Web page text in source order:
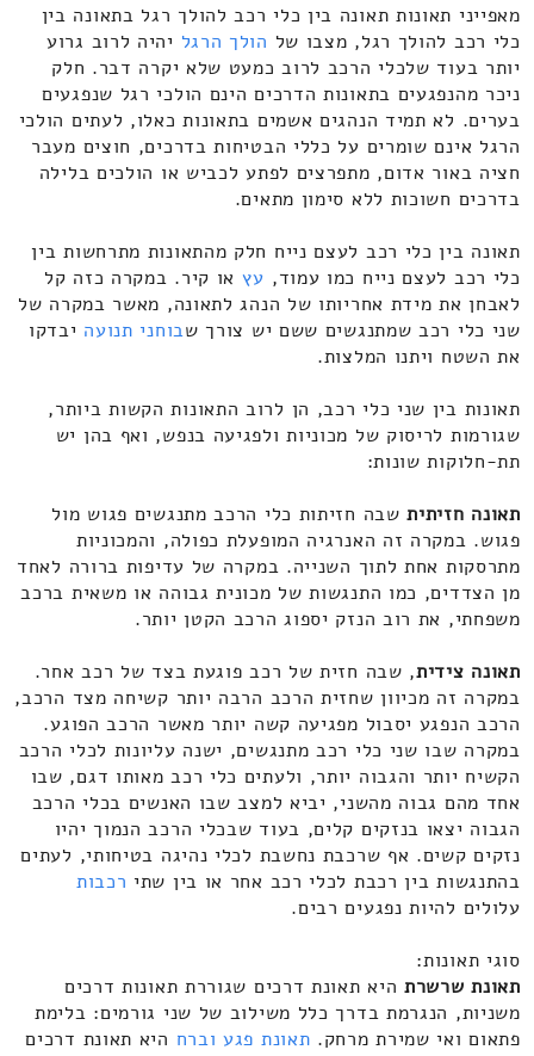
מאפייני תאונות תאונה בין כלי רכב להולך רגל בתאונה בין
כלי רכב להולך רגל, מצבו של הולך הרגל יהיה לרוב גרוע
יותר בעוד שלכלי הרכב לרוב כמעט שלא יקרה דבר. חלק
ניכר מהנפגעים בתאונות הדרכים הינם הולכי רגל שנפגעים
בערים. לא תמיד הנהגים אשמים בתאונות כאלו, לעתים הולכי
הרגל אינם שומרים על כללי הבטיחות בדרכים, חוצים מעבר
חציה באור אדום, מתפרצים לפתע לכביש או הולכים בלילה
בדרכים חשוכות ללא סימון מתאים.
תאונה בין כלי רכב לעצם נייח חלק מהתאונות מתרחשות בין
כלי רכב לעצם נייח כמו עמוד, עץ או קיר. במקרה כזה קל
לאבחן את מידת אחריותו של הנהג לתאונה, מאשר במקרה של
שני כלי רכב שמתנגשים ששם יש צורך שבוחני תנועה יבדקו
את השטח ויתנו המלצות.
תאונות בין שני כלי רכב, הן לרוב התאונות הקשות ביותר,
שגורמות לריסוק של מכוניות ולפגיעה בנפש, ואף בהן יש
תת-חלוקות שונות:
תאונה חזיתיתשבה חזיתות כלי הרכב מתנגשים פגוש מול
פגוש. במקרה זה האנרגיה המופעלת כפולה, והמכוניות
מתרסקות אחת לתוך השנייה. במקרה של עדיפות ברורה לאחד
מן הצדדים, כמו התנגשות של מכונית גבוהה או משאית ברכב
משפחתי, את רוב הנזק יספוג הרכב הקטן יותר.
תאונה צידית, שבה חזית של רכב פוגעת בצד של רכב אחר.
במקרה זה מכיוון שחזית הרכב הרבה יותר קשיחה מצד הרכב,
הרכב הנפגע יסבול מפגיעה קשה יותר מאשר הרכב הפוגע.
במקרה שבו שני כלי רכב מתנגשים, ישנה עליונות לכלי הרכב
הקשיח יותר והגבוה יותר, ולעתים כלי רכב מאותו דגם, שבו
אחד מהם גבוה מהשני, יביא למצב שבו האנשים בכלי הרכב
הגבוה יצאו בנזקים קלים, בעוד שבכלי הרכב הנמוך יהיו
נזקים קשים. אף שרכבת נחשבת לכלי נהיגה בטיחותי, לעתים
בהתנגשות בין רכבת לכלי רכב אחר או בין שתי רכבות
עלולים להיות נפגעים רבים.
סוגי תאונות:
תאונת שרשרתהיא תאונת דרכים שגוררת תאונות דרכים
משניות, הנגרמת בדרך כלל משילוב של שני גורמים: בלימת
פתאום ואי שמירת מרחק. תאונת פגע וברח היא תאונת דרכים